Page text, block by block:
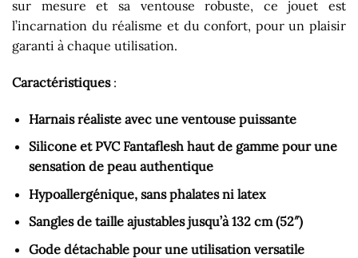
sur mesure et sa ventouse robuste, ce jouet est
l’incarnation du réalisme et du confort, pour un plaisir
garanti à chaque utilisation.
Caractéristiques:
Harnais réaliste avec une ventouse puissante
Silicone et PVC Fantaflesh haut de gamme pour une
sensation de peau authentique
Hypoallergénique, sans phalates ni latex
Sangles de taille ajustables jusqu’à 132 cm (52″)
Gode détachable pour une utilisation versatile